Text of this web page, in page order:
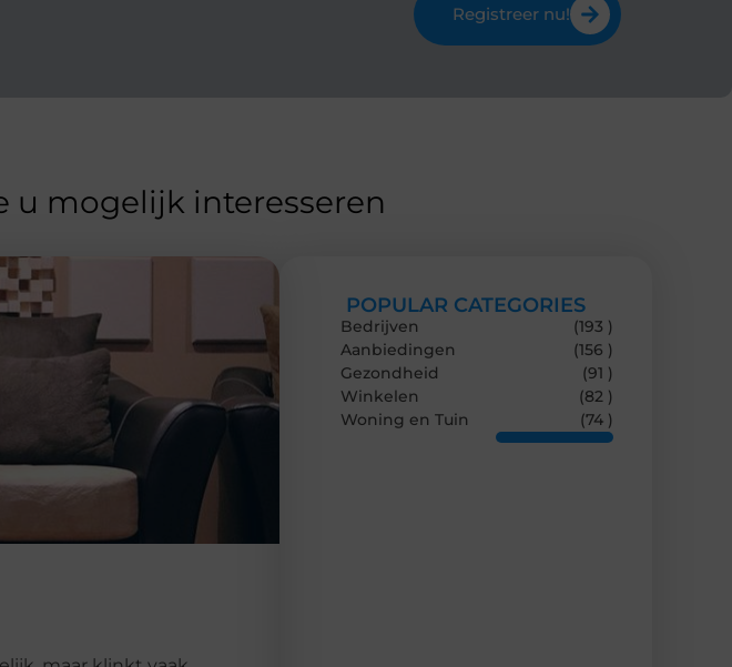
Registreer nu!
u mogelijk interesseren
POPULAR CATEGORIES
Bedrijven
(193 )
Aanbiedingen
(156 )
Gezondheid
(91 )
Winkelen
(82 )
Woning en Tuin
(74 )